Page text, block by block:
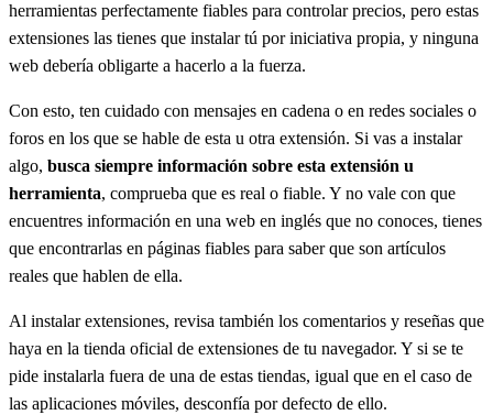
herramientas perfectamente fiables para controlar precios, pero estas
extensiones las tienes que instalar tú por iniciativa propia, y ninguna
web debería obligarte a hacerlo a la fuerza.
Con esto, ten cuidado con mensajes en cadena o en redes sociales o
foros en los que se hable de esta u otra extensión. Si vas a instalar
algo, busca siempre información sobre esta extensión u
herramienta, comprueba que es real o fiable. Y no vale con que
encuentres información en una web en inglés que no conoces, tienes
que encontrarlas en páginas fiables para saber que son artículos
reales que hablen de ella.
Al instalar extensiones, revisa también los comentarios y reseñas que
haya en la tienda oficial de extensiones de tu navegador. Y si se te
pide instalarla fuera de una de estas tiendas, igual que en el caso de
las aplicaciones móviles, desconfía por defecto de ello.